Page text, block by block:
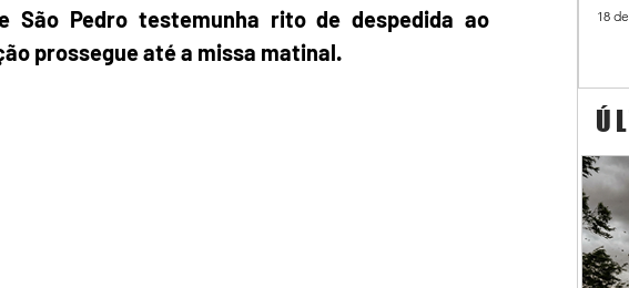
São Pedro testemunha rito de despedida ao
prossegue até a missa matinal.
18